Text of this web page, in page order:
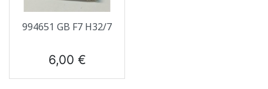
994651 GB F7 H32/7
Prix
6,00 €